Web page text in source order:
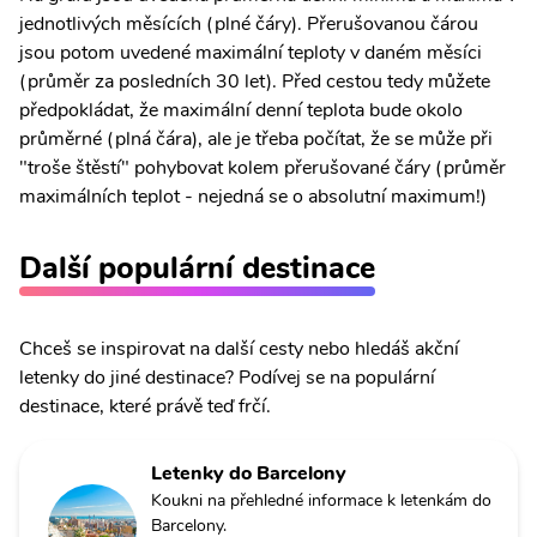
jednotlivých měsících (plné čáry). Přerušovanou čárou
jsou potom uvedené maximální teploty v daném měsíci
(průměr za posledních 30 let). Před cestou tedy můžete
předpokládat, že maximální denní teplota bude okolo
průměrné (plná čára), ale je třeba počítat, že se může při
"troše štěstí" pohybovat kolem přerušované čáry (průměr
maximálních teplot - nejedná se o absolutní maximum!)
Další populární destinace
Chceš se inspirovat na další cesty nebo hledáš akční
letenky do jiné destinace? Podívej se na populární
destinace, které právě teď frčí.
Letenky do Barcelony
Koukni na přehledné informace k letenkám do
Barcelony.